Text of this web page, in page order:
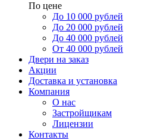
По цене
До 10 000 рублей
До 20 000 рублей
До 40 000 рублей
От 40 000 рублей
Двери на заказ
Акции
Доставка и установка
Компания
О нас
Застройщикам
Лицензии
Контакты